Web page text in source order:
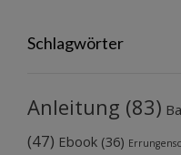
Schlagwörter
Anleitung (83)
(47) Ebook (36)